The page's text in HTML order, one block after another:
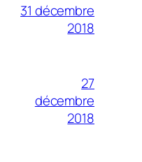
31 décembre
2018
27
décembre
2018